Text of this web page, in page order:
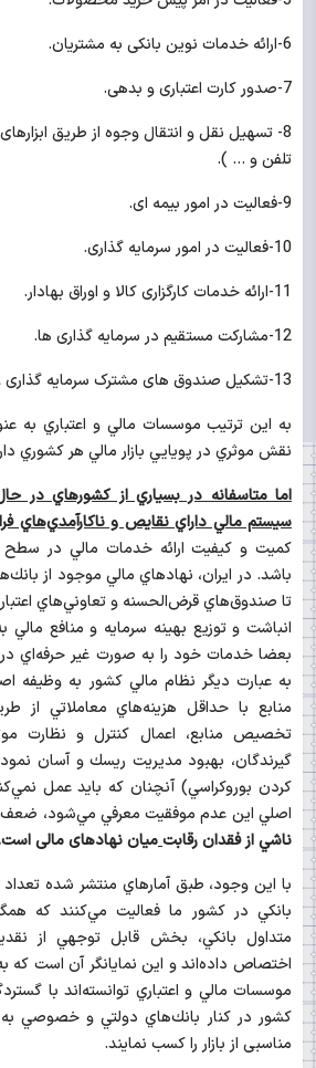
6-ارائه خدمات نوین بانکی به مشتریان.
7-صدور کارت اعتباری و بدهی.
8- تسهیل نقل و انتقال وجوه از طریق ابزارهای
تلفن و ... ).
9-فعالیت در امور بیمه ای.
10-فعالیت در امور سرمایه گذاری.
11-ارائه خدمات کارگزاری کالا و اوراق بهادار
.
12-مشارکت مستقیم در سرمایه گذاری ها.
13-تشکیل صندوق های مشترک سرمایه گذاری و ....
به اين ترتيب موسسات مالي و اعتباري به
نقش موثري در پويايي بازار مالي هر كشوري
اما متاسفانه در بسياري از كشورهاي در
سيستم مالي داراي نقايص و ناكارآمدي‌هاي
كميت و كيفيت ارائه خدمات مالي در سطح
باشد. در ايران، نهادهاي مالي موجود از
تا صندوق‌هاي قرض‌الحسنه و تعاوني‌هاي
انباشت و توزيع بهينه سرمايه و منافع مالي
بعضا خدمات خود را به صورت غير حرفه‌اي
به عبارت ديگر نظام مالي كشور به
منابع با حداقل هزينه‌هاي معاملاتي از
تخصيص منابع، اعمال كنترل و نظارت
گيرندگان، بهبود مديريت ريسك و آسان
كردن بوروكراسي) آنچنان كه بايد عمل
اصلي اين عدم موفقيت معرفي مي‌شود، ضعف
ناشي از فقدان رقابتمیان نهادهای مالی
با اين وجود، طبق آمارهاي منتشر شده تعداد
بانكي در كشور ما فعاليت مي‌كنند كه
متداول بانكي، بخش قابل توجهي از
اختصاص داده‌اند و اين نمايانگر آن است كه
موسسات مالي و اعتباري توانسته‌اند با
كشور در كنار بانك‌هاي دولتي و خصوصي به
مناسبی از بازار را کسب نمایند.